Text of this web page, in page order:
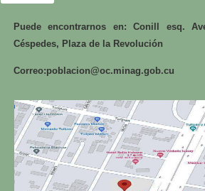
Puede encontrarnos en: Conill esq.
Céspedes, Plaza de la Revolución
Correo:poblacion@oc.minag.gob.cu